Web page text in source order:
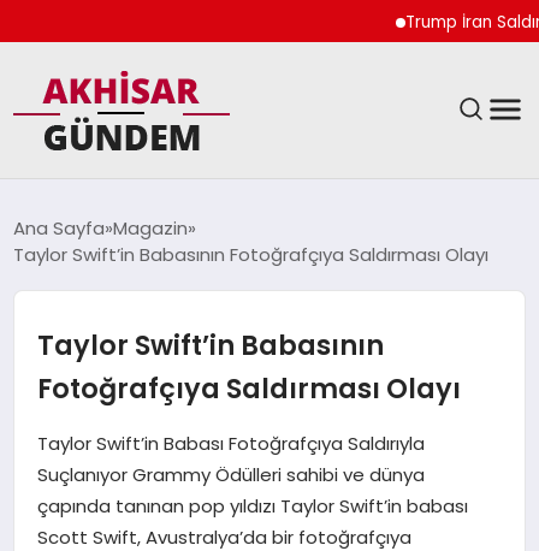
Trump İran
DÜNYA
EKONOMI
SPOR
TEKNOLOJI
YAŞAM
Ana Sayfa Magazin
Taylor Swift’in Babasının Fotoğrafçıya Saldırması Olayı
Taylor Swift’in Babasının
Fotoğrafçıya Saldırması Olayı
Taylor Swift’in Babası Fotoğrafçıya Saldırıyla
Suçlanıyor Grammy Ödülleri sahibi ve dünya
çapında tanınan pop yıldızı Taylor Swift’in babası
Scott Swift, Avustralya’da bir fotoğrafçıya